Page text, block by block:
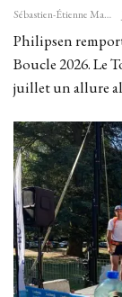
Sébastien-Étienne Marechal
Philipsen
Boucle 2026. Le
juillet un allure